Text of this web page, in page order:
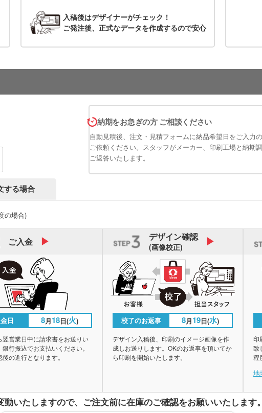
入稿後はデザイナーがチェック！
ご発注後、正式なデータを作成するので安心
納期をお急ぎの方 ご相談ください
自動見積後、注文・見積フォームに納品希望日をご入力
ご依頼ください。スタッフがメーカー、印刷工場と納期
ご返答いたします。
する場合
の場合)
ご入金
日 8月18日(火)
翌営業日中に請求書をお送りい
行振込でお支払いください。
の進行となります。
デザイン確認
(画像校正)
校了のお返事 8月19日(水)
デザイン入稿後、印刷のイメージ画像を作
成しお送りします。OKのお返事を頂いてか
ら印刷を開始いたします。
印
致
程
地
いたしますので、 ご注文前に在庫のご確認をお願いいたします。